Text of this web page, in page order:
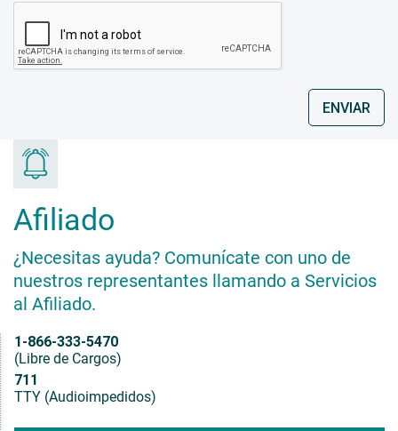
ENVIAR
Afiliado
¿Necesitas ayuda? Comunícate con uno de
nuestros representantes llamando a Servicios
al Afiliado.
1-866-333-5470
(Libre de Cargos)
711
TTY (Audioimpedidos)